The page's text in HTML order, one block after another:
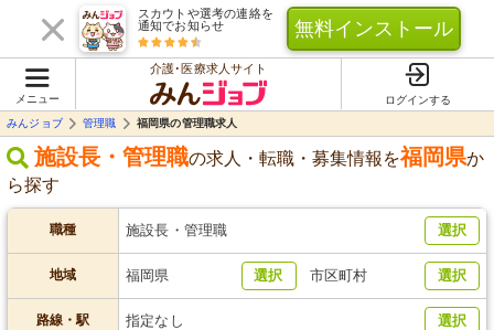
スカウトや選考の連絡を
通知でお知らせ
無料インストール
メニュー
介護･医療求人サイト
ログインする
みんジョブ
管理職 福岡県の管理職求人
施設長・管理職の求人・転職・募集情報を福岡県か
ら探す
職種 施設長・管理職 選択
地域 福岡県 選択 市区町村 選択
路線・駅 指定なし 選択